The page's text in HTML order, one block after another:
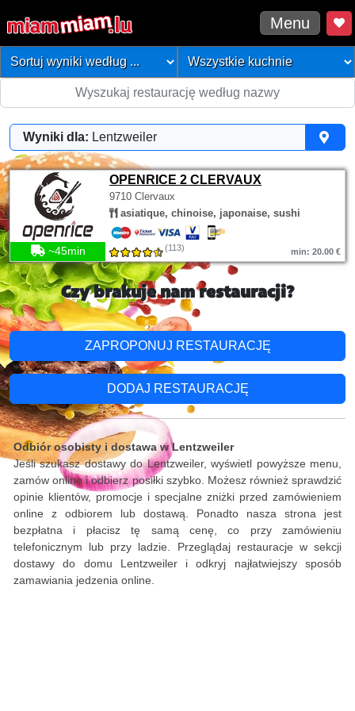
Menu
Wyniki dla: Lentzweiler
OPENRICE 2 CLERVAUX
9710 Clervaux
asiatique, chinoise, japonaise, sushi
~45min (113) min: 20.00 €
Czy brakuje nam restauracji?
ZAPROPONUJ RESTAURACJĘ
DODAJ RESTAURACJĘ
Odbiór osobisty i dostawa w Lentzweiler
Jeśli szukasz dostawy do Lentzweiler, wyświetl powyższe menu,
zamów online i odbierz posiłki szybko. Możesz również sprawdzić
opinie klientów, promocje i specjalne zniżki przed zamówieniem
online z odbiorem lub dostawą. Ponadto nasza strona jest
bezpłatna i płacisz tę samą cenę, co przy zamówieniu
telefonicznym lub przy ladzie. Przeglądaj restauracje w sekcji
dostawy do domu Lentzweiler i odkryj najłatwiejszy sposób
zamawiania jedzenia online.